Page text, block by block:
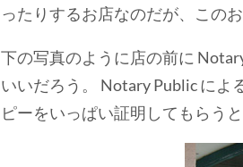
ったりするお店なのだが、この
下の写真のように店の前に
いいだろう。 Notary Public によ
ピーをいっぱい証明してもらう